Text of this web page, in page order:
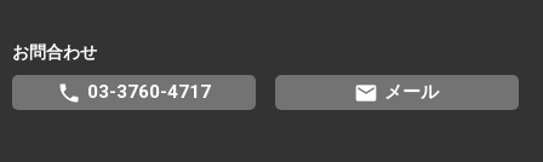
お問合わせ
phone 03-3760-4717 email メール